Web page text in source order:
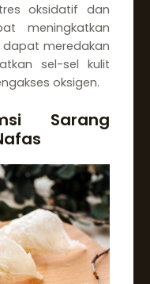
oksidatif dan
meningkatkan
dapat meredakan
sel-sel kulit
oksigen.
Sarang